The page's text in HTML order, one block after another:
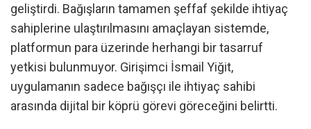
geliştirdi. Bağışların tamamen şeffaf şekilde ihtiyaç
sahiplerine ulaştırılmasını amaçlayan sistemde,
platformun para üzerinde herhangi bir tasarruf
yetkisi bulunmuyor. Girişimci İsmail Yiğit,
uygulamanın sadece bağışçı ile ihtiyaç sahibi
arasında dijital bir köprü görevi göreceğini belirtti.